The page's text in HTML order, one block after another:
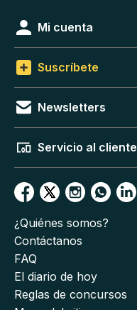
Mi cuenta
Suscríbete
Newsletters
Servicio al cliente
¿Quiénes somos?
Contáctanos
FAQ
El diario de hoy
Reglas de concursos